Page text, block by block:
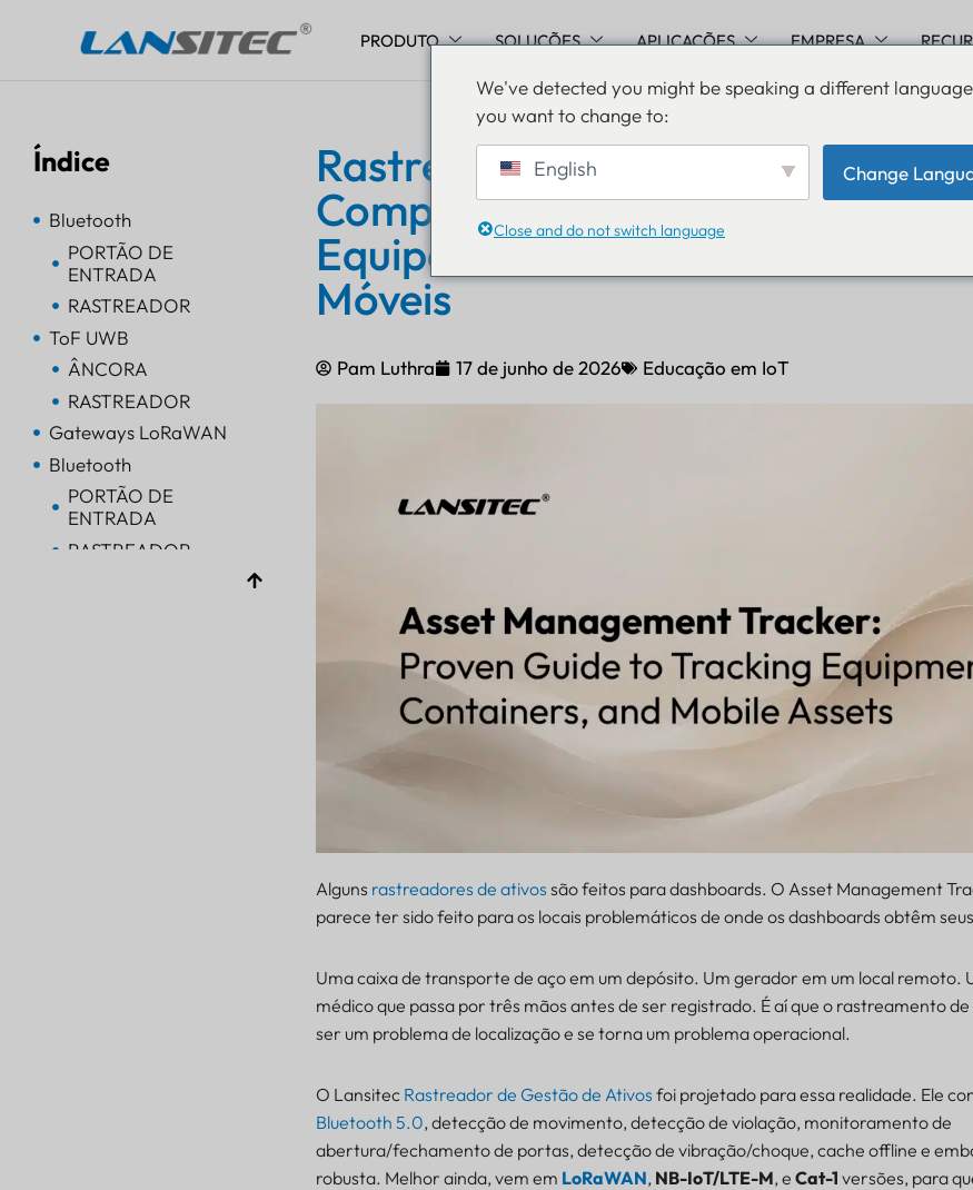
conteúdo
PRODUTO SOLUÇÕES APLICAÇÕES EMPRESA
Índice
Bluetooth
PORTÃO DE
ENTRADA
RASTREADOR
ToF UWB
ÂNCORA
RASTREADOR
Gateways LoRaWAN
Bluetooth
PORTÃO DE
ENTRADA
RASTREADOR
Rastreador de Gestão de Ativos:
Comprovado para Rastrear
Equipamentos, Contêineres e
Móveis
Pam Luthra 17 de junho de 2026 Educação em IoT
Alguns rastreadores de ativos são feitos para dashboards. O Asset Management
parece ter sido feito para os locais problemáticos de onde os dashboards obtêm
Uma caixa de transporte de aço em um depósito. Um gerador em um local remoto.
médico que passa por três mãos antes de ser registrado. É aí que o rastreamento
ser um problema de localização e se torna um problema operacional.
O Lansitec Rastreador de Gestão de Ativos foi projetado para essa realidade. Ele
Bluetooth 5.0, detecção de movimento, detecção de violação, monitoramento de
abertura/fechamento de portas, detecção de vibração/choque, cache offline e
robusta. Melhor ainda, vem em LoRaWAN, NB-IoT/LTE-M, e Cat-1 versões, para
We've detected you might be speaking a different
you want to change to:
English Change
Close and do not switch language